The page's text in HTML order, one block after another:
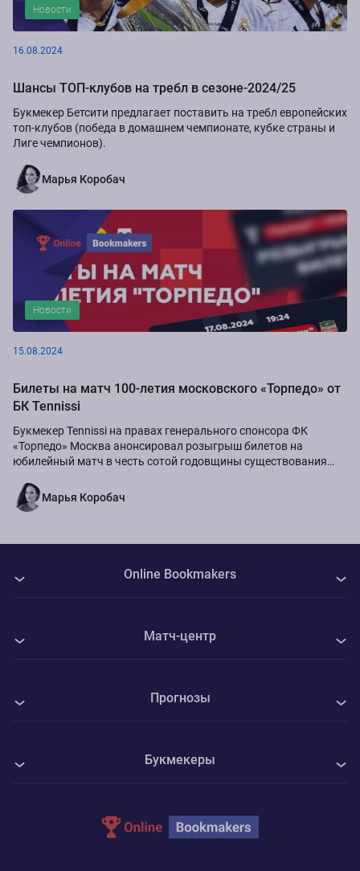
Новости
16.08.2024
Шансы ТОП-клубов на требл в сезоне-2024/25
Букмекер Бетсити предлагает поставить на требл европейских
топ-клубов (победа в домашнем чемпионате, кубке страны и
Лиге чемпионов).
Марья Коробач
Новости
15.08.2024
Билеты на матч 100-летия московского «Торпедо» от
БК Tennissi
Букмекер Tennissi на правах генерального спонсора ФК
«Торпедо» Москва анонсировал розыгрыш билетов на
юбилейный матч в честь сотой годовщины существования
Марья Коробач
Букмекеры
Parimatch
Прогнозы
Хоккей
Матч-центр
Кембридж Юнайтед - Барнет
КПР - Миллуолл
Online Bookmakers
Контакты
Конфиденциальность